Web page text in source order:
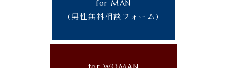
for MAN
(男性無料相談フォーム)